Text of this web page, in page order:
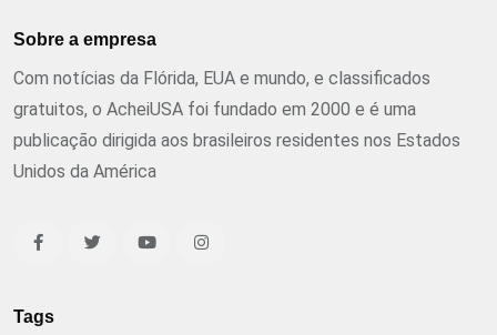
Sobre a empresa
Com notícias da Flórida, EUA e mundo, e classificados
gratuitos, o AcheiUSA foi fundado em 2000 e é uma
publicação dirigida aos brasileiros residentes nos Estados
Unidos da América
Tags